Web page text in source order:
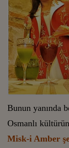
Bunun yanında
Osmanlı
Misk-i Amber